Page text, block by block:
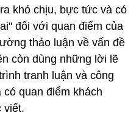
khó chịu, bực tức và có
đối với quan điểm của
thảo luận về vấn đề
còn dùng những lời lẽ
tranh luận và công
quan điểm khách
viết.